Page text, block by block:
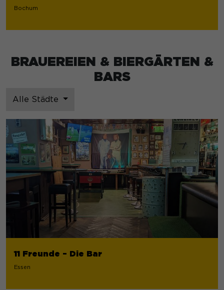
Bochum
BRAUEREIEN & BIERGÄRTEN &
BARS
Alle Städte
11 Freunde – Die Bar
Essen